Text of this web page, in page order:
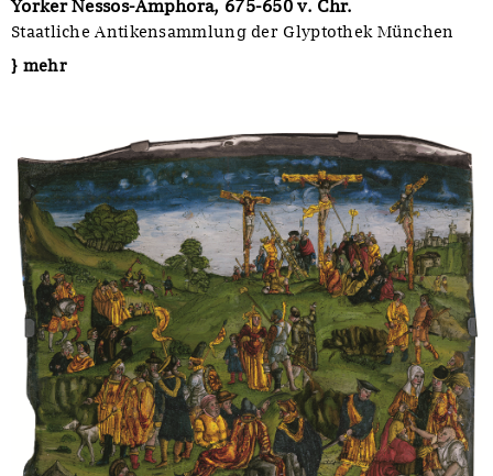
Yorker Nessos-Amphora, 675-650 v. Chr.
Staatliche Antikensammlung der Glyptothek München
} mehr